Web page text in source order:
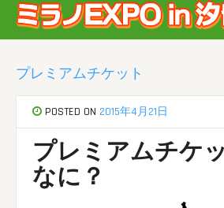
Skip
content
プレミアムチケット
POSTED ON 2015年4月21日
プレミアムチケ
なに？